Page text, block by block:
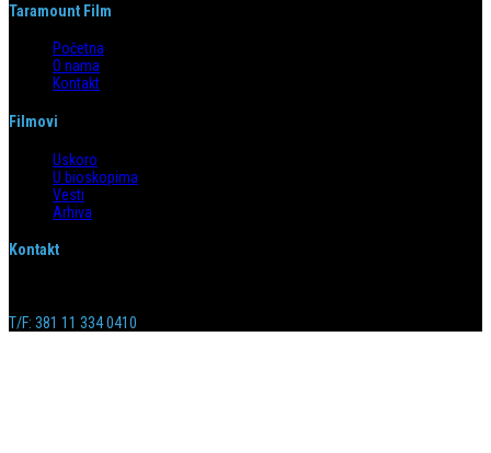
Taramount Film
Početna
O nama
Kontakt
Filmovi
Uskoro
U bioskopima
Vesti
Arhiva
Kontakt
T/F: 381 11 334 0410